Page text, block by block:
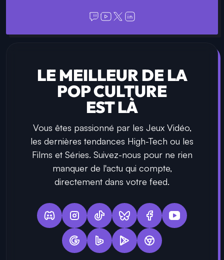
LE MEILLEUR DE LA
POP CULTURE
EST LÀ
Vous êtes passionné par les Jeux Vidéo,
les dernières tendances High-Tech ou les
Films et Séries. Suivez-nous pour ne rien
manquer de l'actu qui compte,
directement dans votre feed.